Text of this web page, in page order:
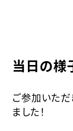
当日の様
ご参加いただ
ました！